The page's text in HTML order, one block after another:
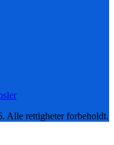
Alle rettigheter forbeholdt.